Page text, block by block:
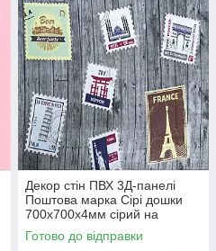
Декор стін ПВХ 3Д-панелі
Поштова марка Сірі дошки
700х700х4мм сірий на
клейкій основі (91) SW-
00001152
Готово до відправки